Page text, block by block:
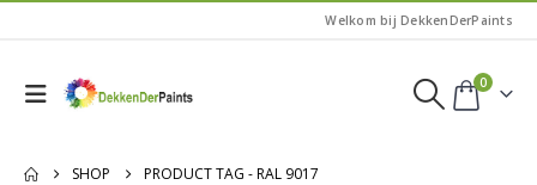
Welkom bij DekkenDerPaints
0
SHOP PRODUCT TAG -RAL 9017